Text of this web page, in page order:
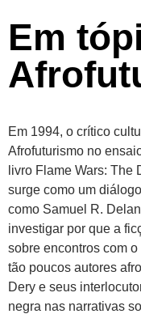
Em
Em 1994, o crítico
Afrofuturismo no
livro Flame Wars: The
surge como um
como Samuel R.
investigar por que a
sobre encontros com o
tão poucos autores
Dery e seus
negra nas narrativas